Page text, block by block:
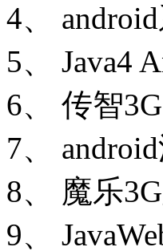
4、
5、
6、 传智
7、
8、 魔乐
9、